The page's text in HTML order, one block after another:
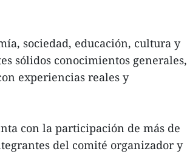
sociedad, educación, cultura y
sólidos conocimientos generales,
experiencias reales y
con la participación de más de
del comité organizador y